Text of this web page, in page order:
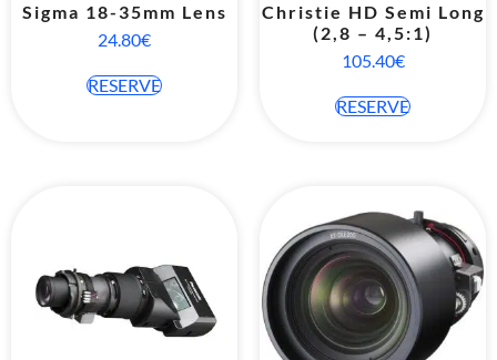
Sigma 18-35mm Lens
24.80€
RESERVE
Christie HD Semi Long
(2,8 – 4,5:1)
105.40€
RESERVE